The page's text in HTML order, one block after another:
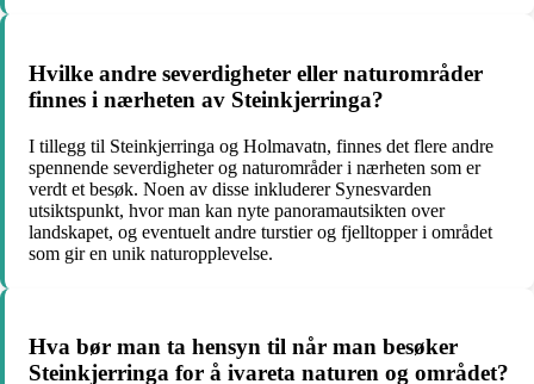
Hvilke andre severdigheter eller naturområder
finnes i nærheten av Steinkjerringa?
I tillegg til Steinkjerringa og Holmavatn, finnes det flere andre
spennende severdigheter og naturområder i nærheten som er
verdt et besøk. Noen av disse inkluderer Synesvarden
utsiktspunkt, hvor man kan nyte panoramautsikten over
landskapet, og eventuelt andre turstier og fjelltopper i området
som gir en unik naturopplevelse.
Hva bør man ta hensyn til når man besøker
Steinkjerringa for å ivareta naturen og området?